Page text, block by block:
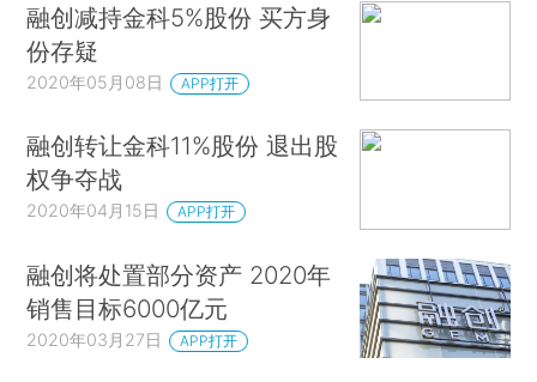
融创减持金科5%股份 买方身
份存疑
2020年05月08日 APP打开
融创转让金科11%股份 退出股
权争夺战
2020年04月15日 APP打开
融创将处置部分资产 2020年
销售目标6000亿元
2020年03月27日 APP打开